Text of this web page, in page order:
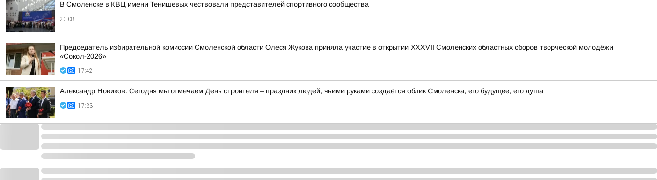
В Смоленске в КВЦ имени Тенишевых чествовали представителей спортивного сообщества
20:08
Председатель избирательной комиссии Смоленской области Олеся Жукова приняла участие в открытии XXXVII Смоленских областных сборов творческой молодёжи
«Сокол-2026»
17:42
Александр Новиков: Сегодня мы отмечаем День строителя – праздник людей, чьими руками создаётся облик Смоленска, его будущее, его душа
17:33